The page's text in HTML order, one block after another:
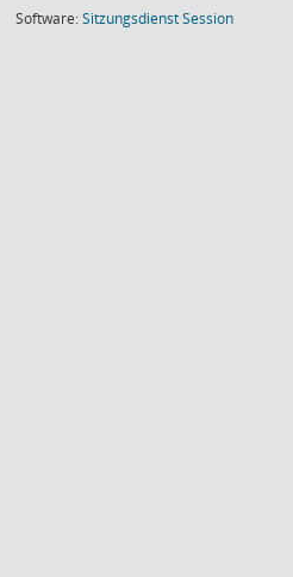
Software:SitzungsdienstSession(Wird in